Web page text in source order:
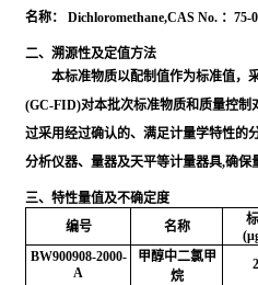
名称： Dichloromethane,CAS No. ：75-
二、溯源性及定值方法
本标准物质以配制值作为标准值，
(GC-FID)对本批次标准物质和质量控制
过采用经过确认的、满足计量学特性的
分析仪器、量器及天平等计量器具,确保
三、特性量值及不确定度
编号
名称
BW900908-2000-
A
甲醇中二氯甲
烷